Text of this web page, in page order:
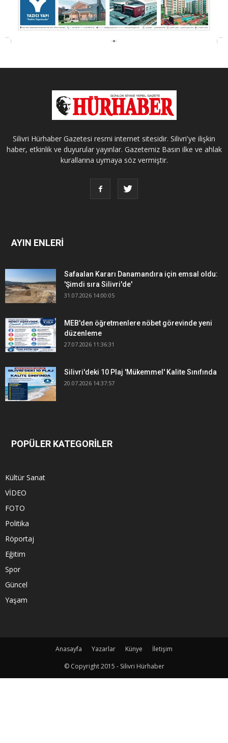
Silivri Hürhaber Gazetesi resmi internet sitesidir. Silivri'ye ilişkin
haber, etkinlik ve duyurular yayınlar. Gazetemiz Basın ilke ve ahlak
kurallarına uymaya söz vermiştir.
AYIN ENLERİ
Safaalan Kararı Danamandıra için emsal oldu:
'Şimdi sıra Silivri'de'
31.07.2026 14:00:05
MEB'den öğretmenlere nöbet görevinde yeni
düzenleme
27.07.2026 11:36:31
Silivri'deki 10 Plaj 'Mükemmel' Kalite Sınıfında
20.07.2026 14:37:57
POPÜLER KATEGORİLER
Kültür Sanat
VİDEO
FOTO
Politika
Röportaj
Eğitim
Spor
Güncel
Yaşam
Anasayfa Yazarlar Künye
İletişim
© Copyright 2015 - Silivri Hürhaber